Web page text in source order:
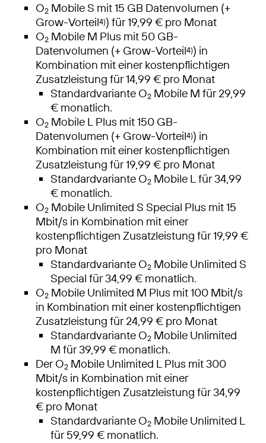
O2 Mobile S mit 15 GB Datenvolumen (+
Grow-Vorteil4)) für 19,99 € pro Monat
O2 Mobile M Plus mit 50 GB-
Datenvolumen (+ Grow-Vorteil4)) in
Kombination mit einer kostenpflichtigen
Zusatzleistung für 14,99 € pro Monat
Standardvariante O2 Mobile M für 29,99
€ monatlich.
O2 Mobile L Plus mit 150 GB-
Datenvolumen (+ Grow-Vorteil4)) in
Kombination mit einer kostenpflichtigen
Zusatzleistung für 19,99 € pro Monat
Standardvariante O2 Mobile L für 34,99
€ monatlich.
O2 Mobile Unlimited S Special Plus mit 15
Mbit/s in Kombination mit einer
kostenpflichtigen Zusatzleistung für 19,99 €
pro Monat
Standardvariante O2 Mobile Unlimited S
Special für 34,99 € monatlich.
O2 Mobile Unlimited M Plus mit 100 Mbit/s
in Kombination mit einer kostenpflichtigen
Zusatzleistung für 24,99 € pro Monat
Standardvariante O2 Mobile Unlimited
M für 39,99 € monatlich.
Der O2 Mobile Unlimited L Plus mit 300
Mbit/s in Kombination mit einer
kostenpflichtigen Zusatzleistung für 34,99
€ pro Monat
Standardvariante O2 Mobile Unlimited L
für 59,99 € monatlich.